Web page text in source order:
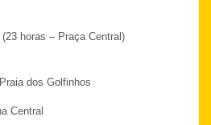
horas – Praça Central)
dos Golfinhos
Central